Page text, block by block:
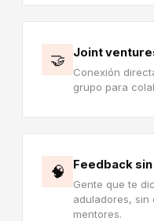
🤝 Joint
Conexión
grupo para
🧠 Feedback
Gente que te
aduladores, sin
mentores.